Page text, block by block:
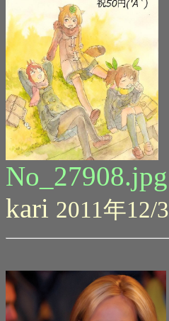
No_27908.jpg
kari 2011年12/